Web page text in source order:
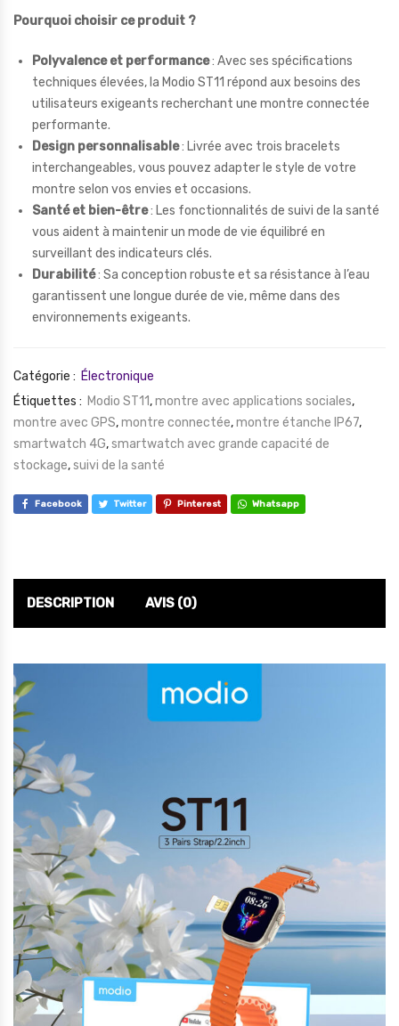
Pourquoi choisir ce produit ?
Polyvalence et performance: Avec ses spécifications
techniques élevées, la Modio ST11 répond aux besoins des
utilisateurs exigeants recherchant une montre connectée
performante.
Design personnalisable: Livrée avec trois bracelets
interchangeables, vous pouvez adapter le style de votre
montre selon vos envies et occasions.
Santé et bien-être: Les fonctionnalités de suivi de la santé
vous aident à maintenir un mode de vie équilibré en
surveillant des indicateurs clés.
Durabilité: Sa conception robuste et sa résistance à l’eau
garantissent une longue durée de vie, même dans des
environnements exigeants.
Catégorie : Électronique
Étiquettes : Modio ST11,montre avec applications sociales,
montre avec GPS,montre connectée,montre étanche IP67,
smartwatch 4G,smartwatch avec grande capacité de
stockage,suivi de la santé
Facebook Twitter Pinterest Whatsapp
DESCRIPTION AVIS (0)